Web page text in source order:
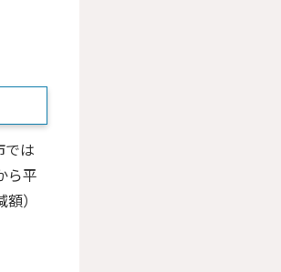
では
ら平
）